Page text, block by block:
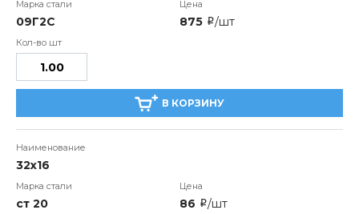
09Г2С 875 i/шт
В КОРЗИНУ
32х16
ст 20 86 i/шт